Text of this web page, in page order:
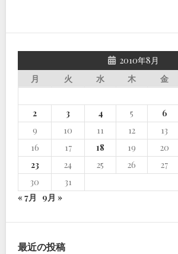
2010年8月
月
火 水 木 金
2
3 4 5 6
9
10 11 12 13
16
17 18 19 20
23
24 25 26 27
30
31
« 7月
9月 »
最近の投稿